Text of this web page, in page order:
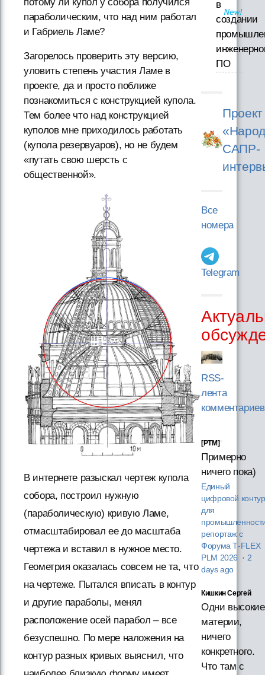
потому ли купол у собора получился
параболическим, что над ним работал
и Габриель Ламе?
Загорелось проверить эту версию,
уловить степень участия Ламе в
проекте, да и просто поближе
познакомиться с конструкцией купола.
Тем более что над конструкцией
куполов мне приходилось работать
(купола резервуаров), но не будем
«путать свою шерсть с
общественной».
В интернете разыскал чертеж купола
собора, построил нужную
(параболическую) кривую Ламе,
отмасштабировал ее до масштаба
чертежа и вставил в нужное место.
Геометрия оказалась совсем не та, что
на чертеже. Пытался вписать в контур
и другие параболы, менял
расположение осей парабол – все
безуспешно. По мере наложения на
контур разных кривых выяснил, что
в
создании
ПО
Проект
САПР-
Все
номера
Telegram
RSS-
лента
комментариев
[PTM]
Примерно
ничего пока)
Единый
цифровой контур
для
репортаж с
Форума T‑FLEX
PLM 2026 · 2
days ago
Кишкин Сергей
Одни высокие
материи,
ничего
конкретного.
Что там с